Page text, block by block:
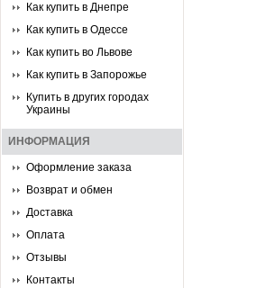
Как купить в Днепре
Как купить в Одессе
Как купить во Львове
Как купить в Запорожье
Купить в других городах
Украины
ИНФОРМАЦИЯ
Оформление заказа
Возврат и обмен
Доставка
Оплата
Отзывы
Контакты